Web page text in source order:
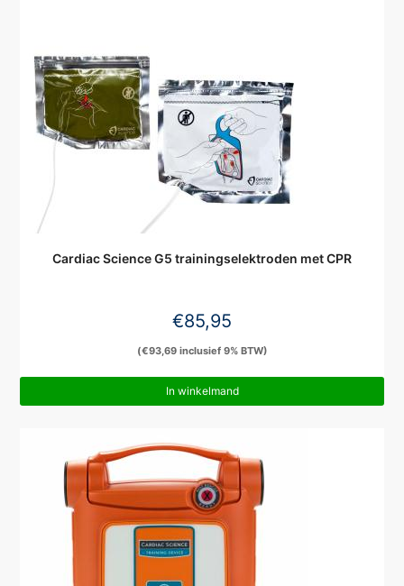
Cardiac Science G5 trainingselektroden met CPR
€85,95
(€93,69inclusief 9% BTW)
In winkelmand